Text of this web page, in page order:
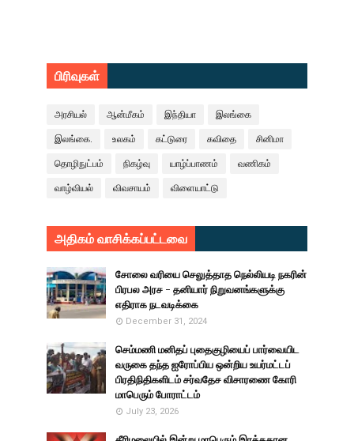
பிரிவுகள்
அரசியல் ஆன்மீகம் இந்தியா இலங்கை
இலங்கை. உலகம் கட்டுரை கவிதை சினிமா
தொழிநுட்பம் நிகழ்வு யாழ்ப்பாணம் வணிகம்
வாழ்வியல் விவசாயம் விளையாட்டு
அதிகம் வாசிக்கப்பட்டவை
சோலை வரியை செலுத்தாத நெல்லியடி நகரின்
பிரபல அரச - தனியார் நிறுவனங்களுக்கு
எதிராக நடவடிக்கை
December 31, 2024
செம்மணி மனிதப் புதைகுழியைப் பார்வையிட
வருகை தந்த ஐரோப்பிய ஒன்றிய உயர்மட்டப்
பிரதிநிதிகளிடம் சர்வதேச விசாரணை கோரி
மாபெரும் போராட்டம்
July 23, 2026